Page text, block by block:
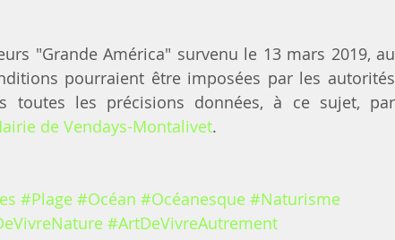
"Grande América" survenu le 13 mars 2019, au
pourraient être imposées par les autorités
de Vendays-Montalivet.
#Plage #Océan #Océanesque #Naturisme
#ArtDeVivreAutrement